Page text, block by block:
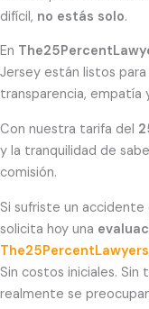
difícil, no estás solo.
En
Jersey están listos
transparencia, empatía
Con nuestra tarifa del
y la tranquilidad de
comisión.
Si sufriste un accidente
solicita hoy una
Sin costos iniciales. Sin
realmente se